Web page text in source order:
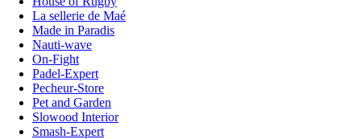
La sellerie de Maé
Made in Paradis
Nauti-wave
On-Fight
Padel-Expert
Pecheur-Store
Pet and Garden
Slowood Interior
Smash-Expert